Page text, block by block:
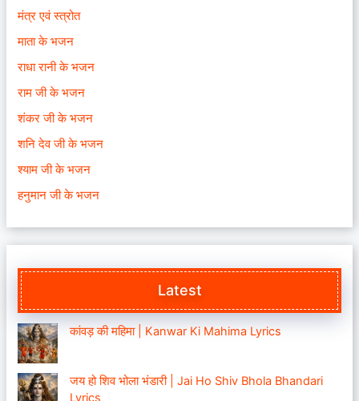
मंत्र एवं स्त्रोत
माता के भजन
राधा रानी के भजन
राम जी के भजन
शंकर जी के भजन
शनि देव जी के भजन
श्याम जी के भजन
हनुमान जी के भजन
Latest
कांवड़ की महिमा | Kanwar Ki Mahima Lyrics
जय हो शिव भोला भंडारी | Jai Ho Shiv Bhola Bhandari
Lyrics